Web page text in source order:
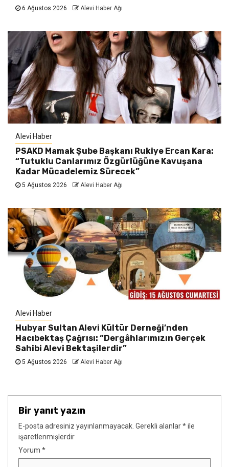
6 Ağustos 2026 Alevi Haber Ağı
Alevi Haber
PSAKD Mamak Şube Başkanı Rukiye Ercan Kara:
“Tutuklu Canlarımız Özgürlüğüne Kavuşana
Kadar Mücadelemiz Sürecek”
5 Ağustos 2026 Alevi Haber Ağı
Alevi Haber
Hubyar Sultan Alevi Kültür Derneği’nden
Hacıbektaş Çağrısı: “Dergâhlarımızın Gerçek
Sahibi Alevi Bektaşilerdir”
5 Ağustos 2026 Alevi Haber Ağı
Bir yanıt yazın
E-posta adresiniz yayınlanmayacak. Gerekli alanlar*ile
işaretlenmişlerdir
Yorum *